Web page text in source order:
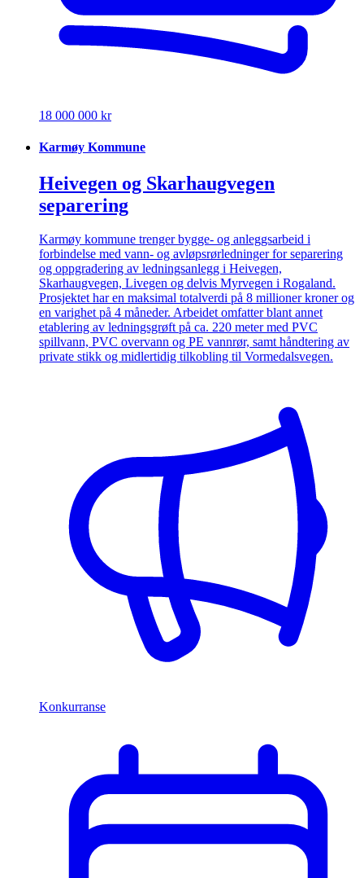
18 000 000 kr
Karmøy Kommune
Heivegen og Skarhaugvegen
separering
Karmøy kommune trenger bygge- og anleggsarbeid i
forbindelse med vann- og avløpsrørledninger for separering
og oppgradering av ledningsanlegg i Heivegen,
Skarhaugvegen, Livegen og delvis Myrvegen i Rogaland.
Prosjektet har en maksimal totalverdi på 8 millioner kroner og
en varighet på 4 måneder. Arbeidet omfatter blant annet
etablering av ledningsgrøft på ca. 220 meter med PVC
spillvann, PVC overvann og PE vannrør, samt håndtering av
private stikk og midlertidig tilkobling til Vormedalsvegen.
Konkurranse